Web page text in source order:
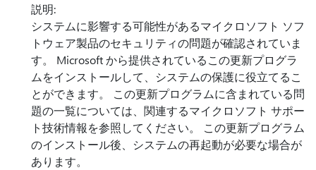
説明:
システムに影響する可能性があるマイクロソフト ソフ
トウェア製品のセキュリティの問題が確認されていま
す。 Microsoft から提供されているこの更新プログラ
ムをインストールして、システムの保護に役立てるこ
とができます。 この更新プログラムに含まれている問
題の一覧については、関連するマイクロソフト サポー
ト技術情報を参照してください。 この更新プログラム
のインストール後、システムの再起動が必要な場合が
あります。